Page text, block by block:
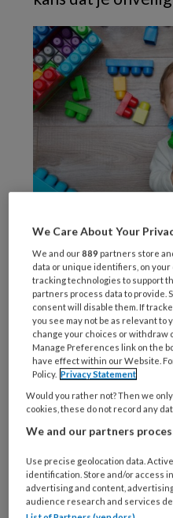
© ulza / stock.adobe.com
Mieke
Wil je dit
Maak gratis een
artikelen
Al een account of
Wat
We Care About Your
We and our889 partners store
data or unique identifiers, on
tracking technologies to support
partners process data to provide.
consent will disable them. If
you see may not be as relevant to
change your choices or withdraw
Manage Preferences link on the
have effect within our Website.
Policy. Privacy Statement
Would you rather not? Then we
cookies, these do not record any
We and our partners
Use precise geolocation data.
identification. Store and/or access
advertising and content,
audience research and services